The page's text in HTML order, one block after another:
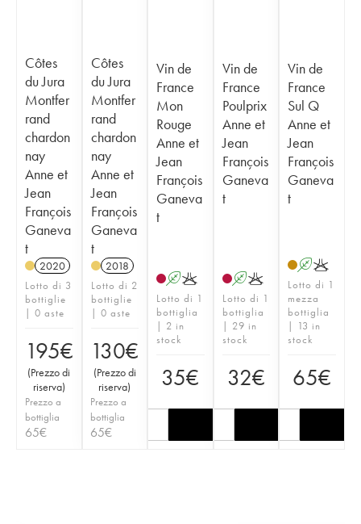
Côtes
du Jura
Montfer
rand
chardon
nay
Anne et
Jean
François
Ganeva
t
2020
Lotto di 3
bottiglie
| 0 aste
195€
(Prezzo di
riserva)
Prezzo a
bottiglia
65€
Côtes
du Jura
Montfer
rand
chardon
nay
Anne et
Jean
François
Ganeva
t
2018
Lotto di 2
bottiglie
| 0 aste
130€
(Prezzo di
riserva)
Prezzo a
bottiglia
65€
Vin de
France
Mon
Rouge
Anne et
Jean
François
Ganeva
t
AK
Lotto di 1
bottiglia
| 2 in
stock
35€
Vin de
France
Poulprix
Anne et
Jean
François
Ganeva
t
AK
Lotto di 1
bottiglia
| 29 in
stock
32€
Vin de
France
Sul Q
Anne et
Jean
François
Ganeva
t
AK
Lotto di 1
mezza
bottiglia
| 13 in
stock
65€